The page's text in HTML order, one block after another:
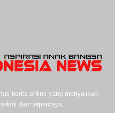
berita online yang menyajikan
dan terpercaya.